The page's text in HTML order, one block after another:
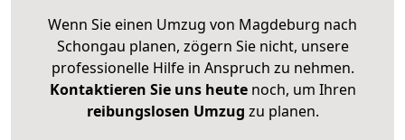
Wenn Sie einen Umzug von Magdeburg nach
Schongau planen, zögern Sie nicht, unsere
professionelle Hilfe in Anspruch zu nehmen.
Kontaktieren Sie uns heutenoch, um Ihren
reibungslosen Umzug zu planen.